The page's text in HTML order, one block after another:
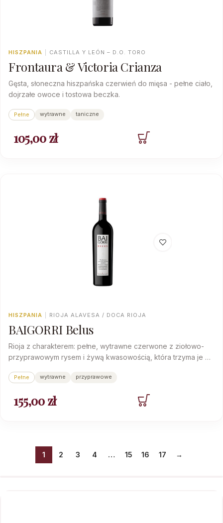
HISZPANIA CASTILLA Y LEÓN – D.O. TORO
Frontaura & Victoria Crianza
Gęsta, słoneczna hiszpańska czerwień do mięsa - pełne ciało,
dojrzałe owoce i tostowa beczka.
Pełne wytrawne taniczne
105,00zł
HISZPANIA RIOJA ALAVESA / DOCA RIOJA
BAIGORRI Belus
Rioja z charakterem: pełne, wytrawne czerwone z ziołowo-
przyprawowym rysem i żywą kwasowością, która trzyma je w
Pełne wytrawne przyprawowe
155,00zł
1 2 3 4 … 15 16 17 →